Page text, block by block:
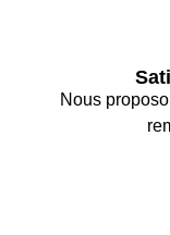
Nous